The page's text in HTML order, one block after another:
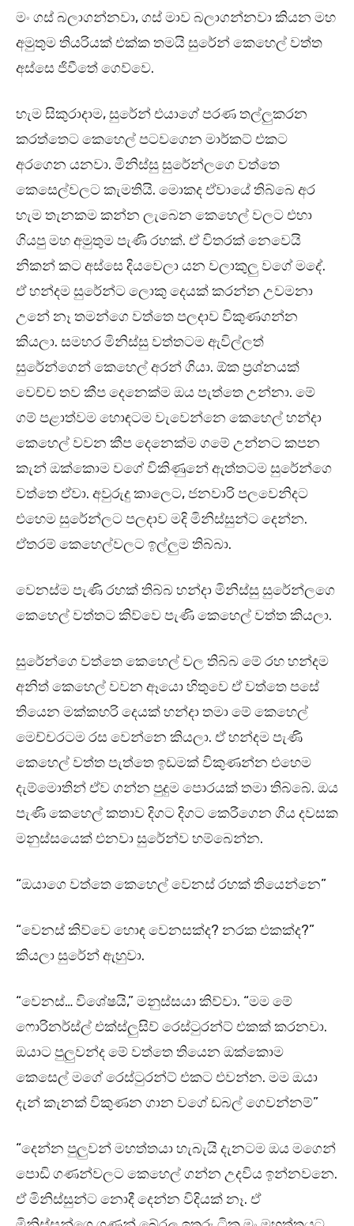
මං ගස් බලාගන්නවා, ගස් මාව බලාගන්නවා කියන මහ
අමුතුම තියරියක් එක්ක තමයි සුරේන් කෙහෙල් වත්ත
අස්සෙ ජිවීතේ ගෙව්වෙ.
හැම සිකුරාදාම, සුරේන් එයාගේ පරණ තල්ලුකරන
කරත්තෙට කෙහෙල් පටවගෙන මාර්කට් එකට
අරගෙන යනවා. මිනිස්සු සුරේන්ලගෙ වත්තෙ
කෙසෙල්වලට කැමතියි. මොකද ඒවායේ තිබ්බෙ අර
හැම තැනකම කන්න ලැබෙන කෙහෙල් වලට එහා
ගියපු මහ අමුතුම පැණි රහක්. ඒ විතරක් නෙවෙයි
නිකන් කට අස්සෙ දියවෙලා යන වලාකුලු වගේ මදේ.
ඒ හන්දම සුරේන්ට ලොකු දෙයක් කරන්න උවමනා
උනේ නෑ තමන්ගෙ වත්තෙ පලදාව විකුණගන්න
කියලා. සමහර මිනිස්සු වත්තටම ඇවිල්ලත්
සුරේන්ගෙන් කෙහෙල් අරන් ගියා. ඕක ප්‍රශ්නයක්
වෙච්ච තව කීප දෙනෙක්ම ඔය පැත්තෙ උන්නා. මේ
ගම් පළාත්වම හොඳටම වැවෙන්නෙ කෙහෙල් හන්දා
කෙහෙල් වවන කීප දෙනෙක්ම ගමේ උන්නට කපන
කැන් ඔක්කොම වගේ විකිණුනේ ඇත්තටම සුරේන්ගෙ
වත්තෙ ඒවා. අවුරුදු කාලෙට, ජනවාරි පලවෙනිදට
එහෙම සුරේන්ලට පලදාව මදි මිනිස්සුන්ට දෙන්න.
ඒතරම් කෙහෙල්වලට ඉල්ලුම තිබ්බා.
වෙනස්ම පැණි රහක් තිබ්බ හන්දා මිනිස්සු සුරේන්ලගෙ
කෙහෙල් වත්තට කිව්වෙ පැණි කෙහෙල් වත්ත කියලා.
සුරේන්ගෙ වත්තෙ කෙහෙල් වල තිබ්බ මේ රහ හන්දම
අනිත් කෙහෙල් වවන ඈයො හිතුවෙ ඒ වත්තෙ පසේ
තියෙන මක්කහරි දෙයක් හන්දා තමා මේ කෙහෙල්
මෙච්චරටම රස වෙන්නෙ කියලා. ඒ හන්දම පැණි
කෙහෙල් වත්ත පැත්තෙ ඉඩමක් විකුණන්න එහෙම
දැම්මොතින් ඒව ගන්න පුදුම පොරයක් තමා තිබ්බේ. ඔය
පැණි කෙහෙල් කතාව දිගට දිගට කෙරීගෙන ගිය දවසක
මනුස්සයෙක් එනවා සුරේන්ව හම්බෙන්න.
“ඔයාගෙ වත්තෙ කෙහෙල් වෙනස් රහක් තියෙන්නෙ”
“වෙනස් කිව්වෙ හොඳ වෙනසක්ද? නරක එකක්ද?”
කියලා සුරේන් ඇහුවා.
“වෙනස්… විශේෂයි,” මනුස්සයා කිව්වා. “මම මේ
ෆොරිනර්ස්ල් එක්ස්ලුසිව් රෙස්ටුරන්ට් එකක් කරනවා.
ඔයාට පුලුවන්ද මේ වත්තෙ තියෙන ඔක්කොම
කෙසෙල් මගේ රෙස්ටුරන්ට් එකට එවන්න. මම ඔයා
දැන් කැනක් විකුණන ගාන වගේ ඩබල් ගෙවන්නම්”
“දෙන්න පුලුවන් මහත්තයා හැබැයි දැනටම ඔය මගෙන්
පොඩි ගණන්වලට කෙහෙල් ගන්න උදවිය ඉන්නවනෙ.
ඒ මිනිස්සුන්ට නොදී දෙන්න විදියක් නෑ. ඒ